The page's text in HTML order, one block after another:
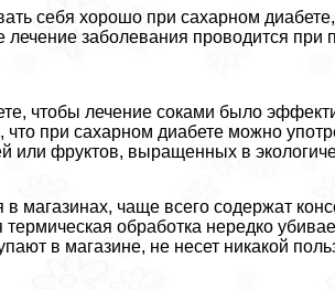
себя хорошо при сахарном
заболевания проводится
чтобы лечение соками было
при сахарном диабете можно
или фруктов, выращенных в
магазинах, чаще всего содержат
обработка нередко
в магазине, не несет никакой